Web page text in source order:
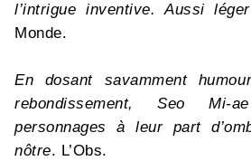
l’intrigue inventive. Aussi
Monde.
En dosant savamment
rebondissement, Seo Mi-
personnages à leur part
nôtre. L’Obs.